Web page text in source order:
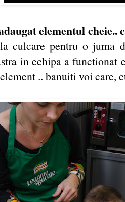
elementul
culcare pentru o juma
in echipa a functionat
.. banuiti voi care,